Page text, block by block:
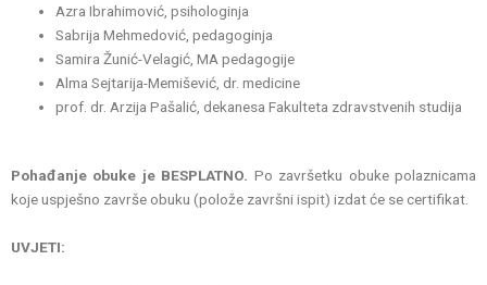
Azra Ibrahimović, psihologinja
Sabrija Mehmedović, pedagoginja
Samira Žunić-Velagić, MA pedagogije
Alma Sejtarija-Memišević, dr. medicine
prof. dr. Arzija Pašalić, dekanesa Fakulteta zdravstvenih studija
Pohađanje obuke je BESPLATNO. Po završetku obuke polaznicama
koje uspješno završe obuku (polože završni ispit) izdat će se certifikat.
UVJETI: